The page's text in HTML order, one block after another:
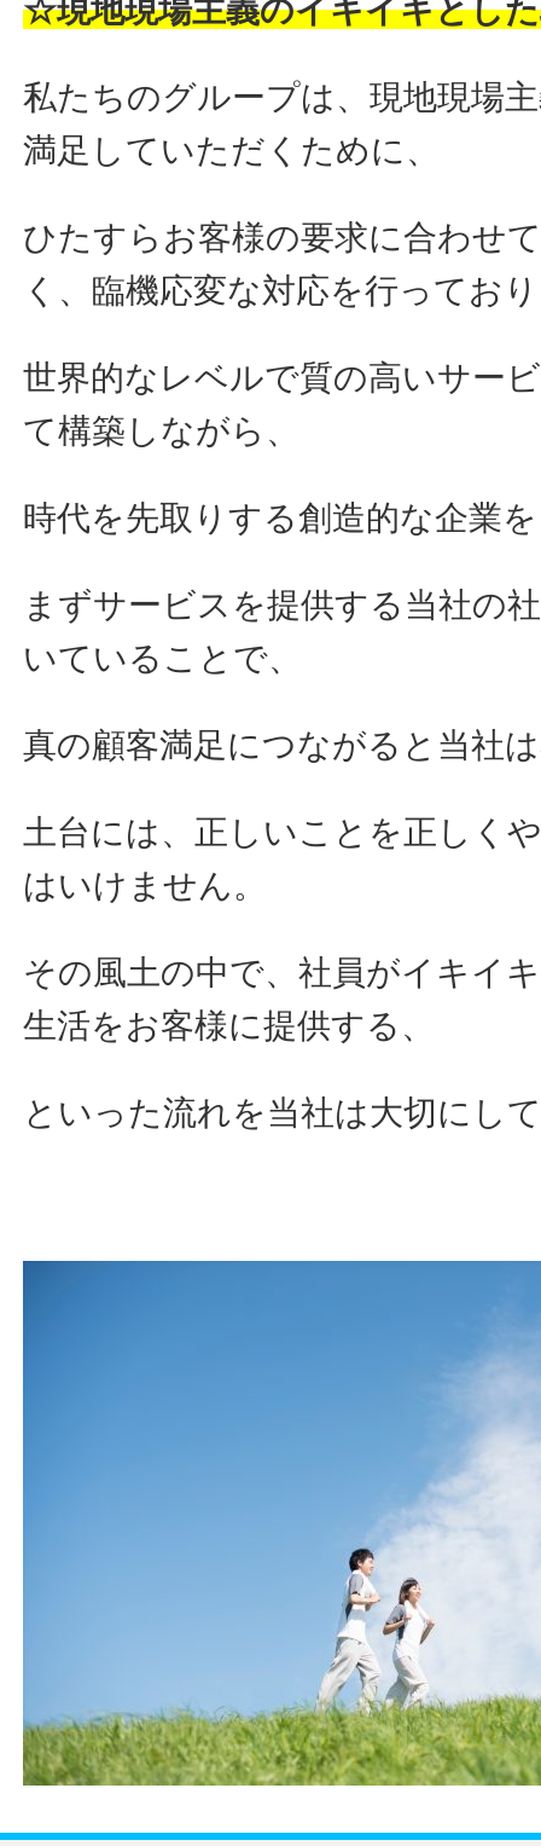
☆現地現場主義のイキイキとし
私たちのグループは、現地現場
満足していただくために、
ひたすらお客様の要求に合わせ
く、臨機応変な対応を行ってお
世界的なレベルで質の高いサー
て構築しながら、
時代を先取りする創造的な企業
まずサービスを提供する当社の
いていることで、
真の顧客満足につながると当社
土台には、正しいことを正しく
はいけません。
その風土の中で、社員がイキイ
生活をお客様に提供する、
といった流れを当社は大切にし